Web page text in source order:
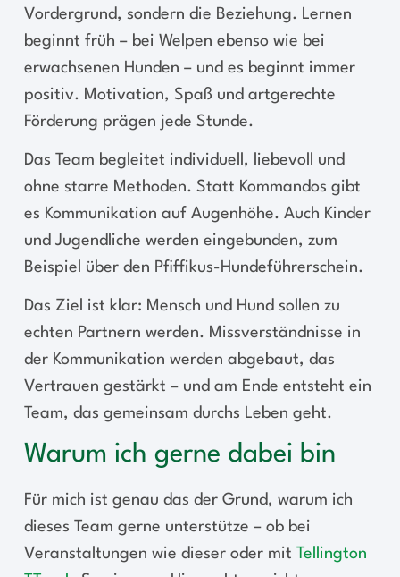
Vordergrund, sondern die Beziehung. Lernen
beginnt früh – bei Welpen ebenso wie bei
erwachsenen Hunden – und es beginnt immer
positiv. Motivation, Spaß und artgerechte
Förderung prägen jede Stunde.
Das Team begleitet individuell, liebevoll und
ohne starre Methoden. Statt Kommandos gibt
es Kommunikation auf Augenhöhe. Auch Kinder
und Jugendliche werden eingebunden, zum
Beispiel über den Pfiffikus-Hundeführerschein.
Das Ziel ist klar: Mensch und Hund sollen zu
echten Partnern werden. Missverständnisse in
der Kommunikation werden abgebaut, das
Vertrauen gestärkt – und am Ende entsteht ein
Team, das gemeinsam durchs Leben geht.
Warum ich gerne dabei bin
Für mich ist genau das der Grund, warum ich
dieses Team gerne unterstütze – ob bei
Veranstaltungen wie dieser oder mit Tellington